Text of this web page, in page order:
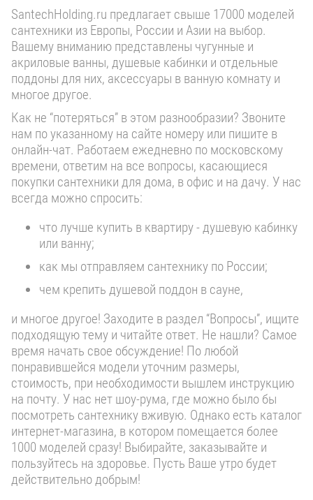
SantechHolding.ru предлагает свыше 17000 моделей
сантехники из Европы, России и Азии на выбор.
Вашему вниманию представлены чугунные и
акриловые ванны, душевые кабинки и отдельные
поддоны для них, аксессуары в ванную комнату и
многое другое.
Как не “потеряться” в этом разнообразии? Звоните
нам по указанному на сайте номеру или пишите в
онлайн-чат. Работаем ежедневно по московскому
времени, ответим на все вопросы, касающиеся
покупки сантехники для дома, в офис и на дачу. У нас
всегда можно спросить:
что лучше купить в квартиру - душевую кабинку
или ванну;
как мы отправляем сантехнику по России;
чем крепить душевой поддон в сауне,
и многое другое! Заходите в раздел “Вопросы”, ищите
подходящую тему и читайте ответ. Не нашли? Самое
время начать свое обсуждение! По любой
понравившейся модели уточним размеры,
стоимость, при необходимости вышлем инструкцию
на почту. У нас нет шоу-рума, где можно было бы
посмотреть сантехнику вживую. Однако есть каталог
интернет-магазина, в котором помещается более
1000 моделей сразу! Выбирайте, заказывайте и
пользуйтесь на здоровье. Пусть Ваше утро будет
действительно добрым!